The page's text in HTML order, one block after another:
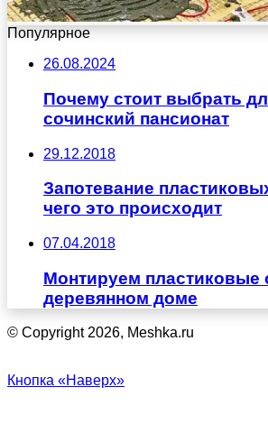
Популярное
26.08.2024
Почему стоит выбрать
сочинский пансионат
29.12.2018
Запотевание
чего это происходит
07.04.2018
Монтируем пластиковые
деревянном доме
© Copyright 2026, Meshka.ru
Кнопка «Наверх»